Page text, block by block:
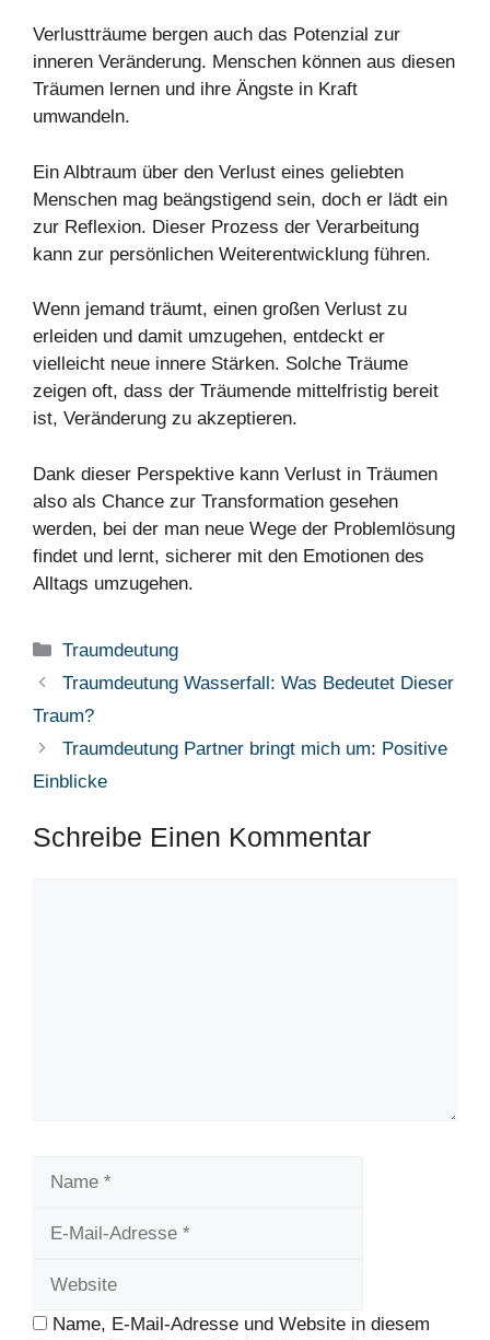
Verlustträume bergen auch das Potenzial zur
inneren Veränderung. Menschen können aus diesen
Träumen lernen und ihre Ängste in Kraft
umwandeln.
Ein Albtraum über den Verlust eines geliebten
Menschen mag beängstigend sein, doch er lädt ein
zur Reflexion. Dieser Prozess der Verarbeitung
kann zur persönlichen Weiterentwicklung führen.
Wenn jemand träumt, einen großen Verlust zu
erleiden und damit umzugehen, entdeckt er
vielleicht neue innere Stärken. Solche Träume
zeigen oft, dass der Träumende mittelfristig bereit
ist, Veränderung zu akzeptieren.
Dank dieser Perspektive kann Verlust in Träumen
also als Chance zur Transformation gesehen
werden, bei der man neue Wege der Problemlösung
findet und lernt, sicherer mit den Emotionen des
Alltags umzugehen.
Kategorien
Traumdeutung
Traumdeutung Wasserfall: Was Bedeutet Dieser
Traum?
Traumdeutung Partner bringt mich um: Positive
Einblicke
Schreibe Einen Kommentar
Name, E-Mail-Adresse und Website in diesem